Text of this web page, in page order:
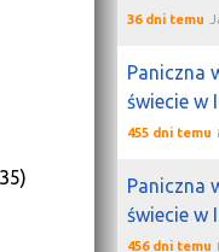
36 dni temu
Paniczna
świecie w
455 dni temu
Paniczna
świecie w
456 dni temu